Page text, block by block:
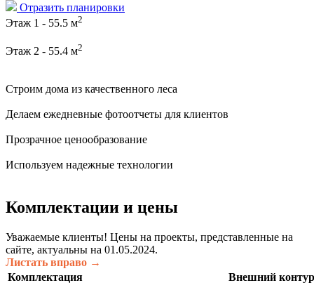
Отразить планировки
Этаж 1 - 55.5 м2
Этаж 2 - 55.4 м2
Строим дома из качественного леса
Делаем ежедневные фотоотчеты для клиентов
Прозрачное ценообразование
Используем надежные технологии
Комплектации и цены
Уважаемые клиенты! Цены на проекты, представленные на
сайте, актуальны на 01.05.2024.
Листать вправо →
Комплектация
Внешний контур